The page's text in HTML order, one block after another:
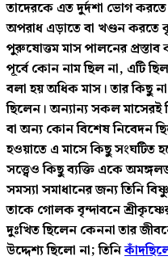
তাদেরকে এত দুর্দশা ভোগ
অপরাধ এড়াতে বা খণ্ডন করতে
পুরুষোত্তম মাস পালনের
পূর্বে কোন নাম ছিল না, এটি
বলা হয় অধিক মাস। তার কিছু না
ছিলেন। অন্যান্য সকল মাসেরই
বা অন্য কোন বিশেষ নিবেদন
হওয়াতে এ মাসে কিছু সংঘটিত
সত্ত্বেও কিছু ব্যক্তি একে
সমস্যা সমাধানের জন্য তিনি
তাকে গোলক বৃন্দাবনে
দুঃখিত ছিলেন কেননা তার
উদ্দেশ্য ছিলো না; তিনি